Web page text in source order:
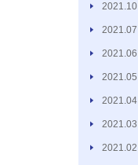
2021.10
2021.07
2021.06
2021.05
2021.04
2021.03
2021.02